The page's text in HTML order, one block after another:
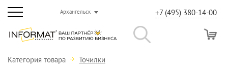
Архангельск +7 (495) 380-14-00
Категория товара Точилки